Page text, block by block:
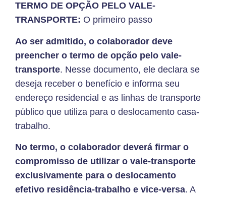
TERMO DE OPÇÃO PELO VALE-
TRANSPORTE: O primeiro passo
Ao ser admitido, o colaborador deve
preencher o termo de opção pelo vale-
transporte. Nesse documento, ele declara se
deseja receber o benefício e informa seu
endereço residencial e as linhas de transporte
público que utiliza para o deslocamento casa-
trabalho.
No termo, o colaborador deverá firmar o
compromisso de utilizar o vale-transporte
exclusivamente para o deslocamento
efetivo residência-trabalho e vice-versa. A